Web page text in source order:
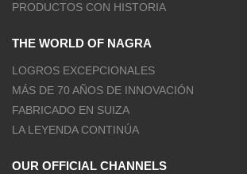
PRODUCTOS CON HISTORIA
THE WORLD OF NAGRA
LOGROS EXCEPCIONALES
MÁS DE 70 AÑOS DE INNOVACIÓN
FABRICADO EN SUIZA
LA LEYENDA CONTINÚA
OUR OFFICIAL CHANNELS